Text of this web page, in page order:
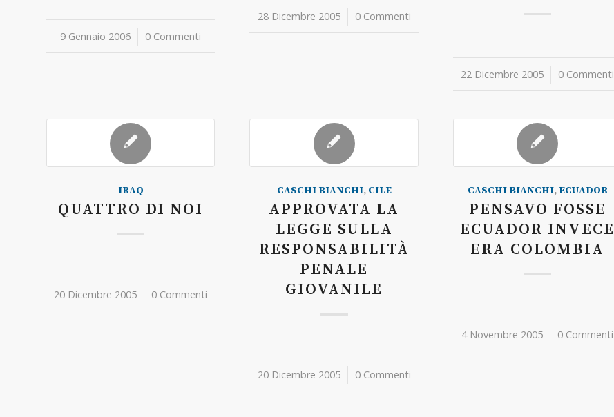
9 Gennaio 2006
/ 0 Commenti
28 Dicembre 2005
/ 0 Commenti
22 Dicembre 2005
/ 0 Commenti
IRAQ
QUATTRO DI NOI
20 Dicembre 2005
/ 0 Commenti
CASCHI BIANCHI, CILE
APPROVATA LA
LEGGE SULLA
RESPONSABILITÀ
PENALE
GIOVANILE
20 Dicembre 2005
/ 0 Commenti
CASCHI BIANCHI, ECUADOR
PENSAVO FOSSE
ECUADOR INVECE
ERA COLOMBIA
4 Novembre 2005
/ 0 Commenti